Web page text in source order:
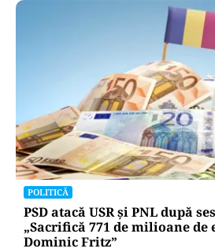
POLITICĂ
PSD atacă USR și PNL după
„Sacrifică 771 de milioane
Dominic Fritz”